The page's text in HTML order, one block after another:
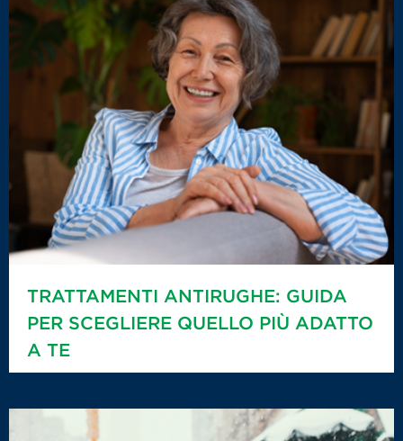
TRATTAMENTI ANTIRUGHE: GUIDA
PER SCEGLIERE QUELLO PIÙ ADATTO
A TE